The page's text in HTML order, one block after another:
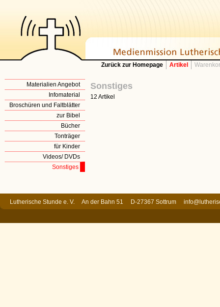
Zurück zur Homepage Artikel
Materialien Angebot
Infomaterial
Broschüren und Faltblätter
zur Bibel
Bücher
Tonträger
für Kinder
Videos/ DVDs
Sonstiges
Sonstiges
12 Artikel
Lutherische Stunde e. V. An der Bahn 51 D-27367 Sottrum